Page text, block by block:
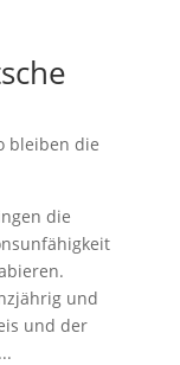
bleiben die
die
und
und der